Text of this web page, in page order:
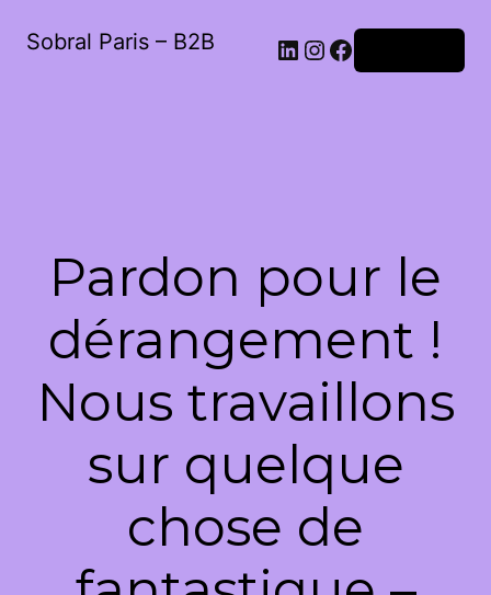
Sobral Paris – B2B LinkedIn
Instagram
Facebook
Pardon pour le
dérangement !
Nous travaillons
sur quelque
chose de